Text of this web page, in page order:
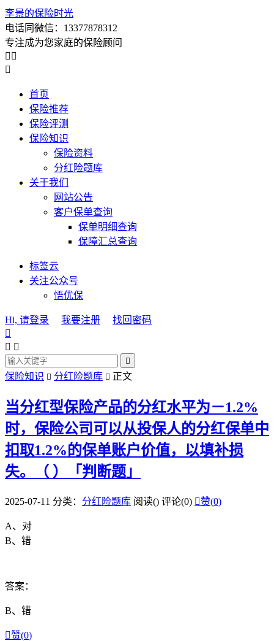
李景的保险时光
电话同微信：13377878312
专注成为您家庭的保险顾问
 

首页
保险推荐
保险评测
保险知识
保险资料
分红险题库
关于我们
网站公告
客户保单查询
保单明细查询
保障汇总查询
标签云
关注公众号
悟优保
Hi, 请登录 我要注册
找回密码

 

保险知识  分红险题库  正文
当分红型保险产品的分红水平为－1.2%
时，保险公司可以从投保人的分红保单中
扣取1.2%的保单账户价值，以填补损
失。（ ）「判断题」
2025-07-11 分类： 分红险题库 阅读() 评论(0) 赞(0)
A、对
B、错
答案：
B、错
赞(0)